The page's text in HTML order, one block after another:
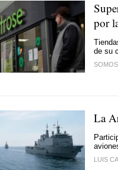
por
de su
La
LUIS